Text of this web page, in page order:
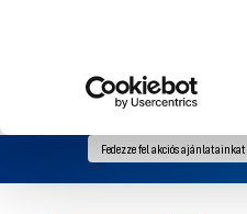
közvetlenül
Fedezze fel akciós ajánlatainkat